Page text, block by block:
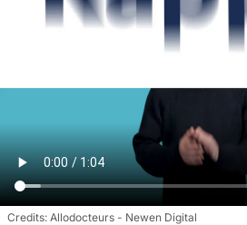
Allodocteurs - Newen Digital